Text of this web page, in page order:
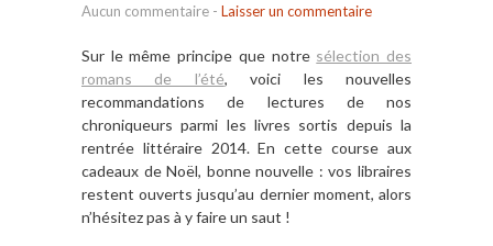
Aucun commentaire - Laisser un commentaire
Sur le même principe que notre sélection des
romans de l’été, voici les nouvelles
recommandations de lectures de nos
chroniqueurs parmi les livres sortis depuis la
rentrée littéraire 2014. En cette course aux
cadeaux de Noël, bonne nouvelle : vos libraires
restent ouverts jusqu’au dernier moment, alors
n’hésitez pas à y faire un saut !